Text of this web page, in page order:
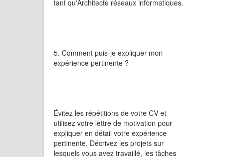
tant qu'Architecte réseaux informatiques.
5. Comment puis-je expliquer mon
expérience pertinente ?
Évitez les répétitions de votre CV et
utilisez votre lettre de motivation pour
expliquer en détail votre expérience
pertinente. Décrivez les projets sur
lesquels vous avez travaillé, les tâches